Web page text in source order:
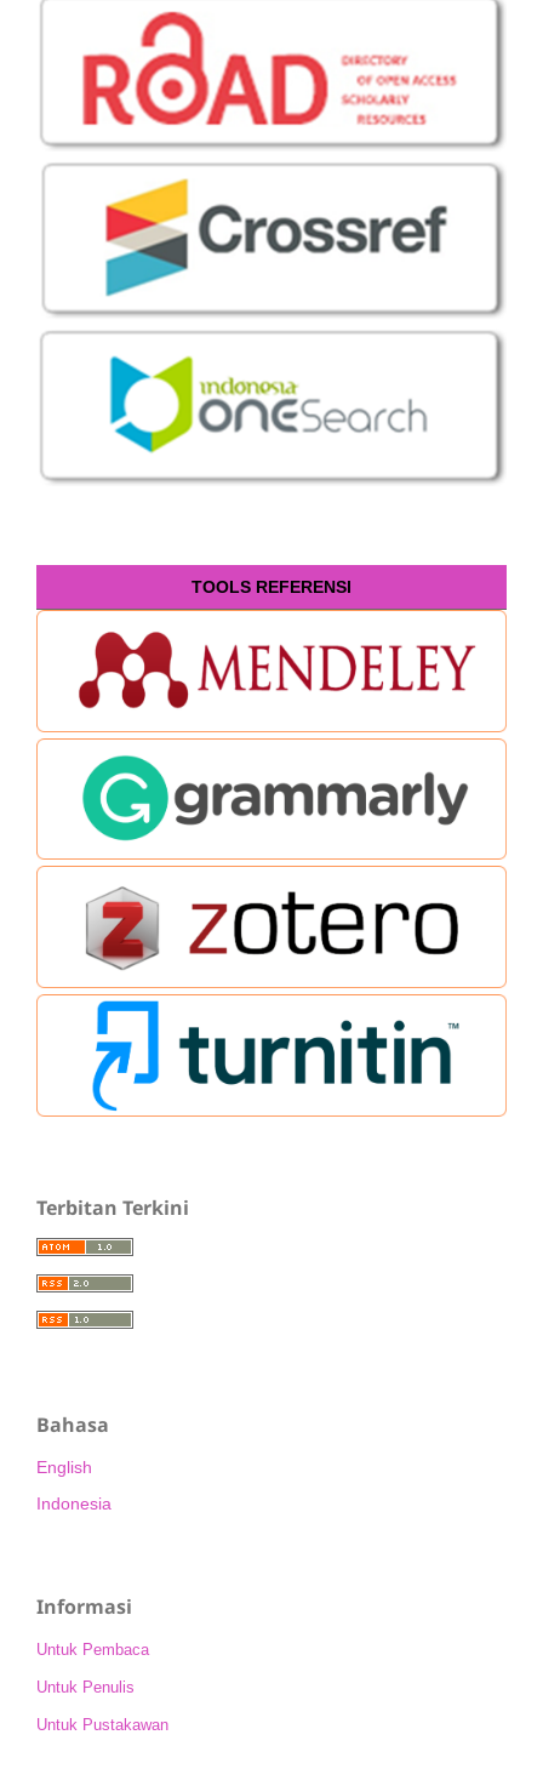
TOOLS REFERENSI
Terbitan Terkini
Bahasa
English
Indonesia
Informasi
Untuk Pembaca
Untuk Penulis
Untuk Pustakawan